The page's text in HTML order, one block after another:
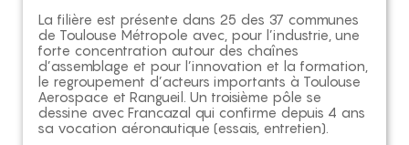
La filière est présente dans 25 des 37 communes
de Toulouse Métropole avec, pour l’industrie, une
forte concentration autour des chaînes
d’assemblage et pour l’innovation et la formation,
le regroupement d’acteurs importants à Toulouse
Aerospace et Rangueil. Un troisième pôle se
dessine avec Francazal qui confirme depuis 4 ans
sa vocation aéronautique (essais, entretien).